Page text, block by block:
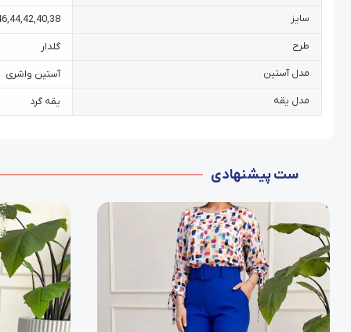
سایز 38
,
40
,
42
,
44
,
طرح گلدار
مدل آستین آستین واشری
مدل یقه یقه گرد
ست پیشنهادی